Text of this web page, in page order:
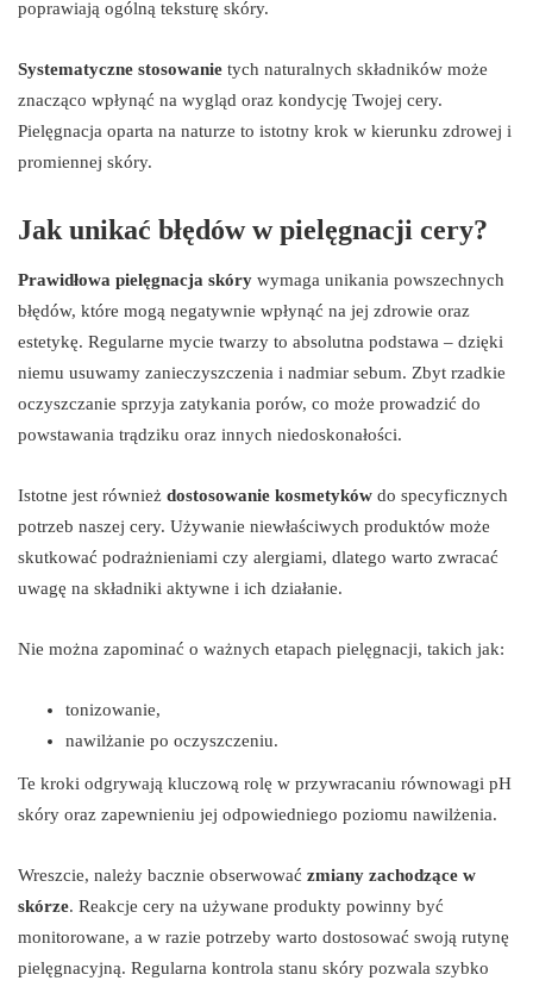
poprawiają ogólną teksturę skóry.
Systematyczne stosowanie tych naturalnych składników może
znacząco wpłynąć na wygląd oraz kondycję Twojej cery.
Pielęgnacja oparta na naturze to istotny krok w kierunku zdrowej i
promiennej skóry.
Jak unikać błędów w pielęgnacji cery?
Prawidłowa pielęgnacja skóry wymaga unikania powszechnych
błędów, które mogą negatywnie wpłynąć na jej zdrowie oraz
estetykę. Regularne mycie twarzy to absolutna podstawa – dzięki
niemu usuwamy zanieczyszczenia i nadmiar sebum. Zbyt rzadkie
oczyszczanie sprzyja zatykania porów, co może prowadzić do
powstawania trądziku oraz innych niedoskonałości.
Istotne jest również dostosowanie kosmetyków do specyficznych
potrzeb naszej cery. Używanie niewłaściwych produktów może
skutkować podrażnieniami czy alergiami, dlatego warto zwracać
uwagę na składniki aktywne i ich działanie.
Nie można zapominać o ważnych etapach pielęgnacji, takich jak:
tonizowanie,
nawilżanie po oczyszczeniu.
Te kroki odgrywają kluczową rolę w przywracaniu równowagi pH
skóry oraz zapewnieniu jej odpowiedniego poziomu nawilżenia.
Wreszcie, należy bacznie obserwować zmiany zachodzące w
skórze. Reakcje cery na używane produkty powinny być
monitorowane, a w razie potrzeby warto dostosować swoją rutynę
pielęgnacyjną. Regularna kontrola stanu skóry pozwala szybko